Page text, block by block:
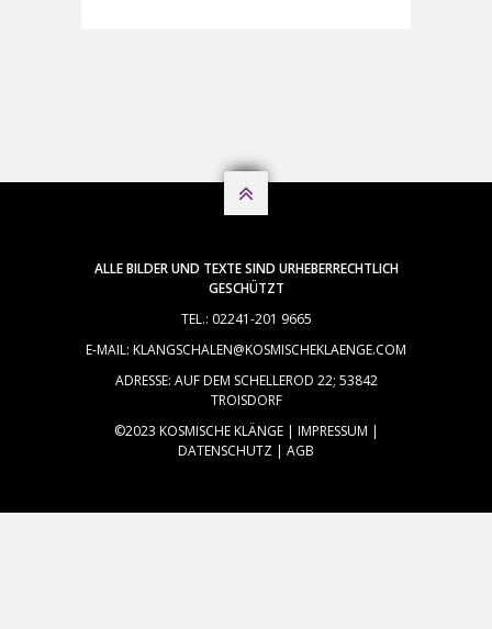

ALLE BILDER UND TEXTE SIND URHEBERRECHTLICH
GESCHÜTZT
TEL.: 02241-201 9665
E-MAIL: KLANGSCHALEN@KOSMISCHEKLAENGE.COM
ADRESSE: AUF DEM SCHELLEROD 22; 53842
TROISDORF
©2023 KOSMISCHE KLÄNGE | IMPRESSUM |
DATENSCHUTZ | AGB